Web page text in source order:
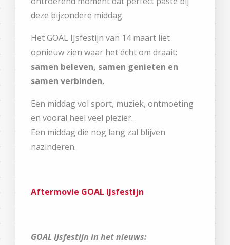
deze bijzondere middag.
Het GOAL IJsfestijn van 14 maart liet
opnieuw zien waar het écht om draait:
samen beleven, samen genieten en
samen verbinden.
Een middag vol sport, muziek, ontmoeting
en vooral heel veel plezier.
Een middag die nog lang zal blijven
nazinderen.
Aftermovie GOAL IJsfestijn
GOAL IJsfestijn in het nieuws: